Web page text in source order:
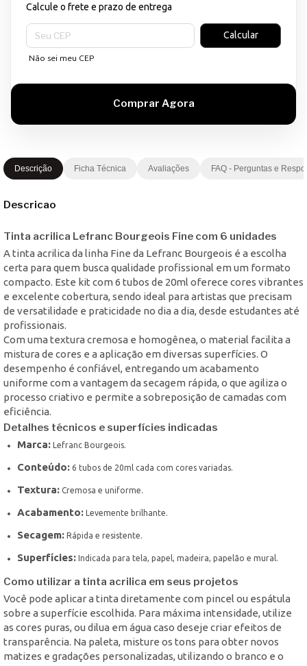
Calcule o frete e prazo de entrega
Entregas para o CEP:
Calcular
Não sei meu CEP
Descrição Ficha Técnica Avaliações FAQ - Perguntas e
Descricao
Tinta acrilica Lefranc Bourgeois Fine com 6 unidades
A tinta acrilica da linha Fine da Lefranc Bourgeois é a escolha
certa para quem busca qualidade profissional em um formato
compacto. Este kit com 6 tubos de 20ml oferece cores vibrantes
e excelente cobertura, sendo ideal para artistas que precisam
de versatilidade e praticidade no dia a dia, desde estudantes até
profissionais.
Com uma textura cremosa e homogênea, o material facilita a
mistura de cores e a aplicação em diversas superfícies. O
desempenho é confiável, entregando um acabamento
uniforme com a vantagem da secagem rápida, o que agiliza o
processo criativo e permite a sobreposição de camadas com
eficiência.
Detalhes técnicos e superfícies indicadas
Marca: Lefranc Bourgeois.
Conteúdo: 6 tubos de 20ml cada com cores variadas.
Textura: Cremosa e uniforme.
Acabamento: Levemente brilhante.
Secagem: Rápida e resistente.
Superfícies: Indicada para tela, papel, madeira, papelão e mural.
Como utilizar a tinta acrilica em seus projetos
Você pode aplicar a tinta diretamente com pincel ou espátula
sobre a superfície escolhida. Para máxima intensidade, utilize
as cores puras, ou dilua em água caso deseje criar efeitos de
transparência. Na paleta, misture os tons para obter novos
matizes e gradações personalizadas, utilizando o branco e o